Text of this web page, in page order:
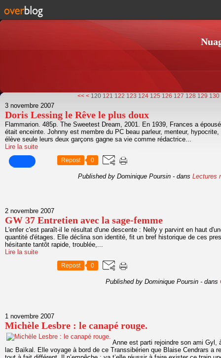
<< < 100
110
120 121 122 123 124 125 126 127 128 129 130
3 novembre 2007
Doris Lessing le Rêve le plus doux
Flammarion. 485p. The Sweetest Dream, 2001. En 1939, Frances a
était enceinte. Johnny est membre du PC beau parleur, menteur,
élève seule leurs deux garçons gagne sa vie comme rédactrice...
Lire la suite
Repost 0
Published by Dominique Poursin - dans Lectures
2 novembre 2007
GW 37 Entretien avec la sage-femme
L'enfer c'est paraît-il le résultat d'une descente : Nelly y parvint en haut
quantité d'étages. Elle déclina son identité, fit un bref historique de ces
hésitante tantôt rapide, troublée,...
Lire la suite
Repost 0
Published by Dominique Poursin - dans
1 novembre 2007
Michèle Lesbre : le canapé rouge.
Anne est parti rejoindre son ami Gyl,
lac Baïkal. Elle voyage à bord de ce Transsibérien que Blaise Cendrars a